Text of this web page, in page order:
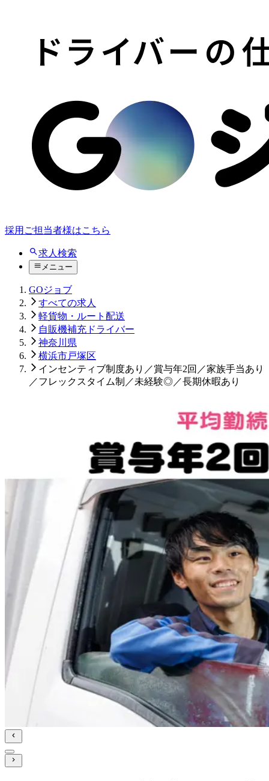
採用ご担当者様はこちら
求人検索
メニュー
GOジョブ
すべての求人
軽貨物・ルート配送
自販機補充ドライバー
神奈川県
横浜市戸塚区
インセンティブ制度あり／賞与年2回／家族手当あり
／フレックスタイム制／未経験◎／長期休暇あり